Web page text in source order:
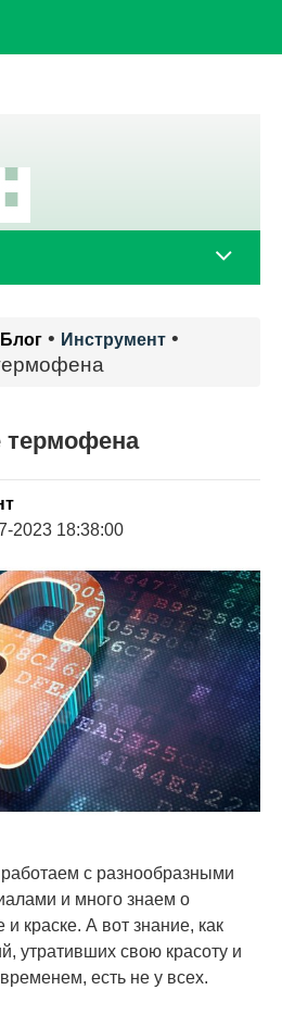
Блог • Инструмент •
термофена
2023 18:38:00
с разнообразными
и много знаем о
и краске. А вот знание, как
утративших свою красоту и
есть не у всех.